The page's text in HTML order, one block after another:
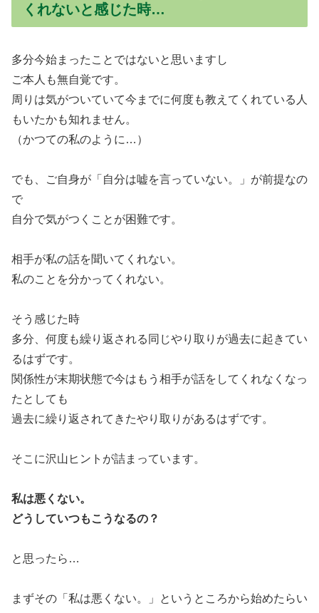
くれないと感じた時…
多分今始まったことではないと思いますし
ご本人も無自覚です。
周りは気がついていて今までに何度も教えてくれている人
もいたかも知れません。
（かつての私のように…）
でも、ご自身が「自分は嘘を言っていない。」が前提なの
で
自分で気がつくことが困難です。
相手が私の話を聞いてくれない。
私のことを分かってくれない。
そう感じた時
多分、何度も繰り返される同じやり取りが過去に起きてい
るはずです。
関係性が末期状態で今はもう相手が話をしてくれなくなっ
たとしても
過去に繰り返されてきたやり取りがあるはずです。
そこに沢山ヒントが詰まっています。
私は悪くない。
どうしていつもこうなるの？
と思ったら…
まずその「私は悪くない。」というところから始めたらい